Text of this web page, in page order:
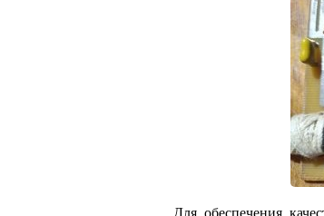
Для обеспечения